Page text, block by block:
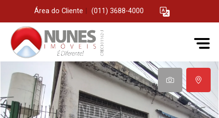
Área do Cliente (011) 3688-4000